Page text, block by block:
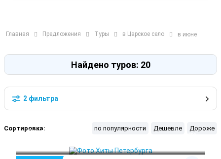
Главная Предложения Туры в Царское село в июне
Найдено туров: 20
2 фильтра
Сортировка: по популярности Дешевле Дороже
Санкт-Петербург